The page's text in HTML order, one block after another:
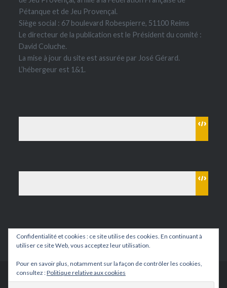
Pétanque et de Jeu Provençal.
Siège social : 67 boulevard Robespierre, 51100 Reims
Le directeur de la publication est le Président du comité :
David Coluche.
La mise à jour du site est assurée par José Gérard.
L’hébergeur est 1&1.
Fièrement propulsé par WordPress|Thème Dyad par
Confidentialité et cookies : ce site utilise des cookies. En continuant à
utiliser ce site Web, vous acceptez leur utilisation.
Pour en savoir plus, notamment sur la façon de contrôler les cookies,
consultez :Politique relative aux cookies